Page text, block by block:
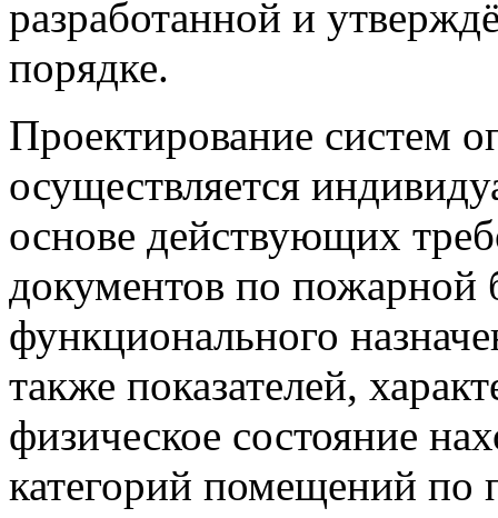
разработанной и
порядке.
Проектирование систем
осуществляется
основе действующих
документов по пожарной
функционального
также показателей,
физическое состояние
категорий помещений